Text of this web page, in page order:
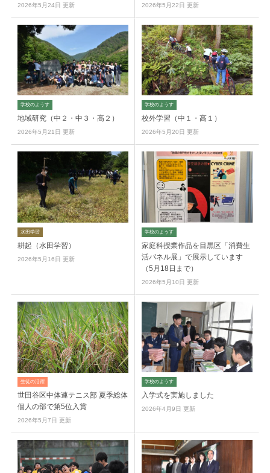
2026年5月24日 更新 2026年5月22日 更新
学校のようす
地域研究（中２・中３・高２）
2026年5月21日 更新
学校のようす
校外学習（中１・高１）
2026年5月20日 更新
水田学習
耕起（水田学習）
2026年5月16日 更新
学校のようす
家庭科授業作品を目黒区「消費生
活パネル展」で展示しています
（5月18日まで）
2026年5月10日 更新
生徒の活躍
世田谷区中体連テニス部 夏季総体
個人の部で第5位入賞
2026年5月7日 更新
学校のようす
入学式を実施しました
2026年4月9日 更新